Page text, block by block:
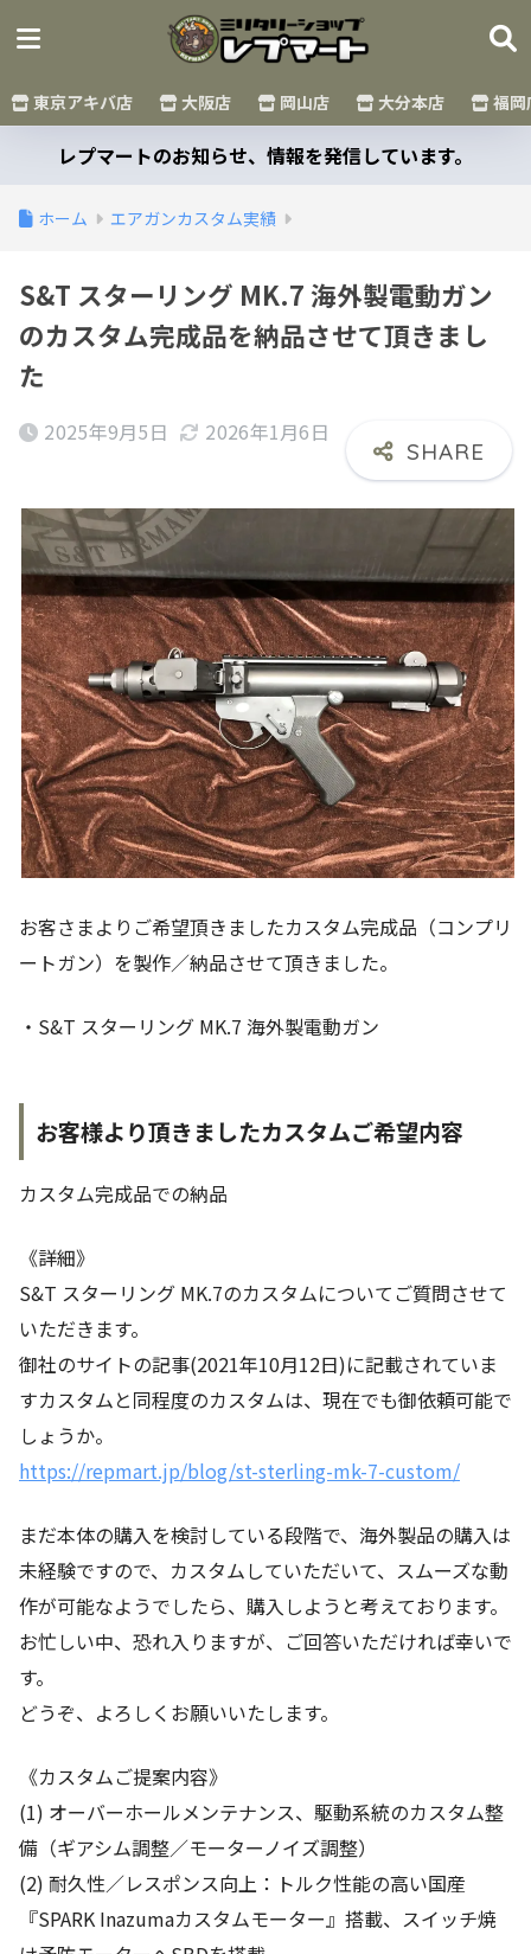
東京アキバ店 大阪店 岡山店 大分本店 福岡
レプマートのお知らせ、情報を発信しています。
ホーム エアガンカスタム実績
S&T スターリング MK.7 海外製電動ガン
のカスタム完成品を納品させて頂きまし
た
2025年9月5日 2026年1月6日
お客さまよりご希望頂きましたカスタム完成品（コンプリ
ートガン）を製作／納品させて頂きました。
・S&T スターリング MK.7 海外製電動ガン
お客様より頂きましたカスタムご希望内容
カスタム完成品での納品
《詳細》
S&T スターリング MK.7のカスタムについてご質問させて
いただきます。
御社のサイトの記事(2021年10月12日)に記載されていま
すカスタムと同程度のカスタムは、現在でも御依頼可能で
しょうか。
https://repmart.jp/blog/st-sterling-mk-7-custom/
まだ本体の購入を検討している段階で、海外製品の購入は
未経験ですので、カスタムしていただいて、スムーズな動
作が可能なようでしたら、購入しようと考えております。
お忙しい中、恐れ入りますが、ご回答いただければ幸いで
す。
どうぞ、よろしくお願いいたします。
《カスタムご提案内容》
(1) オーバーホールメンテナンス、駆動系統のカスタム整
備（ギアシム調整／モーターノイズ調整）
(2) 耐久性／レスポンス向上：トルク性能の高い国産
『SPARK Inazumaカスタムモーター』搭載、スイッチ焼